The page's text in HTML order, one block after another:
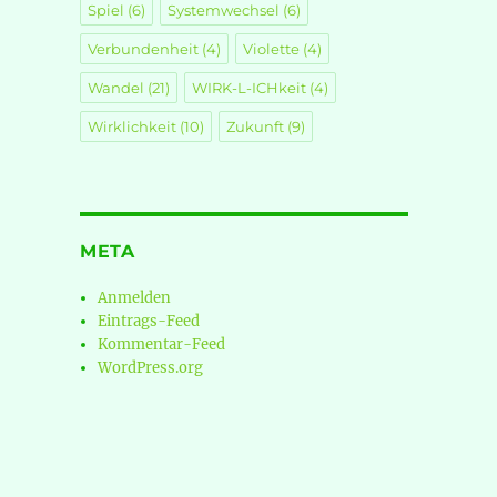
Spiel (6) Systemwechsel (6)
Verbundenheit(4) Violette(4)
Wandel (21) WIRK-L-ICHkeit(4)
Wirklichkeit(10) Zukunft(9)
META
Anmelden
Eintrags-Feed
Kommentar-Feed
WordPress.org